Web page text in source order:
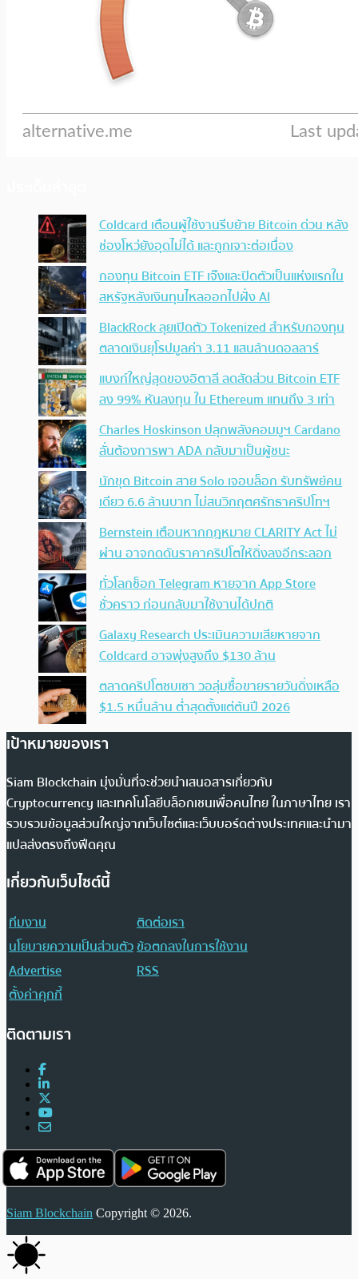
Coldcard เตือนผู้ใช้งานรีบย้าย Bitcoin ด่วน หลัง
ช่องโหว่ยังอุดไม่ได้ และถูกเจาะต่อเนื่อง
กองทุน Bitcoin ETF เจ๊งและปิดตัวเป็นแห่งแรกใน
สหรัฐหลังเงินทุนไหลออกไปฝั่ง AI
BlackRock ลุยเปิดตัว Tokenized สำหรับกองทุน
ตลาดเงินยุโรปมูลค่า 3.11 แสนล้านดอลลาร์
แบงก์ใหญ่สุดของอิตาลี ลดสัดส่วน Bitcoin ETF
ลง 99% หันลงทุน ใน Ethereum แทนถึง 3 เท่า
Charles Hoskinson ปลุกพลังคอมมูฯ Cardano
ลั่นต้องการพา ADA กลับมาเป็นผู้ชนะ
นักขุด Bitcoin สาย Solo เจอบล็อก รับทรัพย์คน
เดียว 6.6 ล้านบาท ไม่สนวิกฤตศรัทธาคริปโทฯ
Bernstein เตือนหากกฎหมาย CLARITY Act ไม่
ผ่าน อาจกดดันราคาคริปโตให้ดิ่งลงอีกระลอก
ทั่วโลกช็อก Telegram หายจาก App Store
ชั่วคราว ก่อนกลับมาใช้งานได้ปกติ
Galaxy Research ประเมินความเสียหายจาก
Coldcard อาจพุ่งสูงถึง $130 ล้าน
ตลาดคริปโตซบเซา วอลุ่มซื้อขายรายวันดิ่งเหลือ
$1.5 หมื่นล้าน ต่ำสุดตั้งแต่ต้นปี 2026
เป้าหมายของเรา
Siam Blockchain มุ่งมั่นที่จะช่วยนำเสนอสารเกี่ยวกับ
Cryptocurrency และเทคโนโลยีบล็อกเชนเพื่อคนไทย ในภาษาไทย เรา
รวบรวมข้อมูลส่วนใหญ่จากเว็บไซต์และเว็บบอร์ดต่างประเทศและนำมา
แปลส่งตรงถึงฟีดคุณ
เกี่ยวกับเว็บไซต์นี้
ทีมงาน
ติดต่อเรา
นโยบายความเป็นส่วนตัวข้อตกลงในการใช้งาน
Advertise
RSS
ตั้งค่าคุกกี้
ติดตามเรา
Siam Blockchain Copyright © 2026.